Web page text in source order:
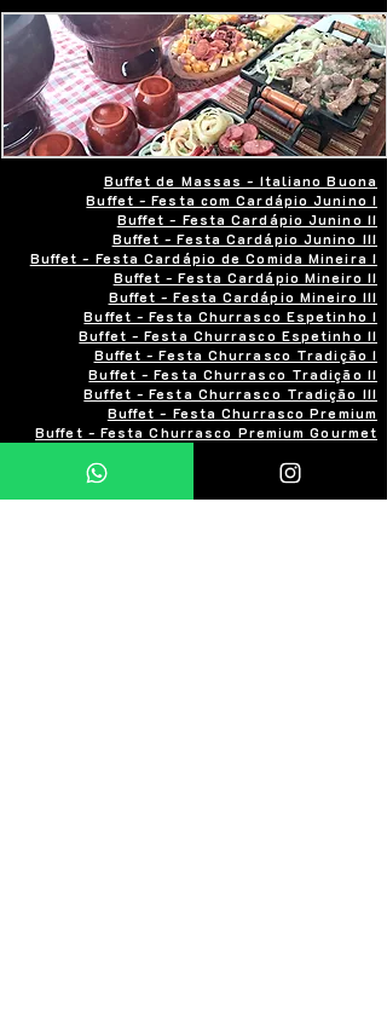
Buffet de Massas - Italiano Buona
Buffet - Festa com Cardápio Junino I
Buffet - Festa Cardápio Junino II
Buffet - Festa Cardápio Junino III
Buffet - Festa Cardápio de Comida Mineira I
Buffet - Festa Cardápio Mineiro II
Buffet - Festa Cardápio Mineiro III
Buffet - Festa Churrasco Espetinho I
Buffet - Festa Churrasco Espetinho II
Buffet - Festa Churrasco Tradição I
Buffet - Festa Churrasco Tradição II
Buffet - Festa Churrasco Tradição III
Buffet - Festa Churrasco Premium
Buffet - Festa Churrasco Premium Gourmet